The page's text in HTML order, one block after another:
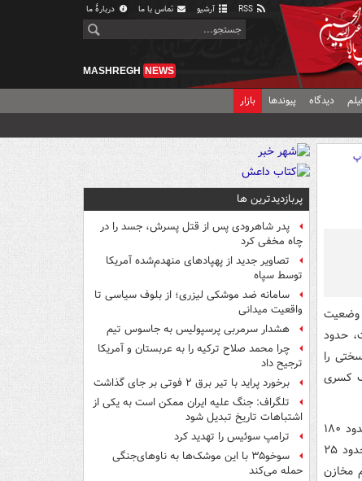
آرشیو تماس با ما دربارهٔ ما
MASHREGH NEWS
دیدگاه پیوندها بازار
وضعیت
که حدود ۱۱۰ میلی‌متر است، حدود
را
کسری
بنابراین گزارش، میزان بارندگی‌ها نشان می‌دهد که در استان تهران در چهار ماه اخیر حدود ۱۸۰
میلی متر بارندگی صورت گرفته است، اما همچنان ذخایر سدهای پنجگانه استان تهران حدود ۲۵
مخازن
پربازدیدترین ها
پدر شاهرودی پس از قتل پسرش، جسد را در
چاه مخفی کرد
تصاویر جدید از پهپادهای منهدم‌شده آمریکا
توسط سپاه
سامانه ضد موشکی لیزری؛ از بلوف سیاسی تا
واقعیت میدانی
هشدار سرمربی پرسپولیس به جاسوس تیم
چرا محمد صلاح ترکیه را به عربستان و آمریکا
ترجیح داد
برخورد پراید با تیر برق ۲ فوتی بر جای گذاشت
تلگراف: جنگ علیه ایران ممکن است به یکی از
اشتباهات تاریخ تبدیل شود
ترامپ سوئیس را تهدید کرد
سوخو۳۵ با این موشک‌ها به ناوهای‌جنگی
حمله می‌کند